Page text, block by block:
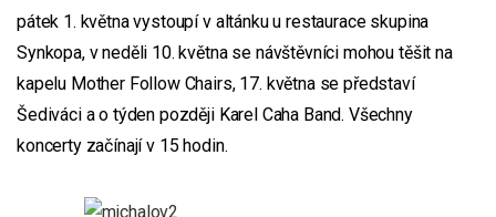
pátek 1. května vystoupí v altánku u restaurace skupina
Synkopa, v neděli 10. května se návštěvníci mohou těšit na
kapelu Mother Follow Chairs, 17. května se představí
Šediváci a o týden později Karel Caha Band. Všechny
koncerty začínají v 15 hodin.